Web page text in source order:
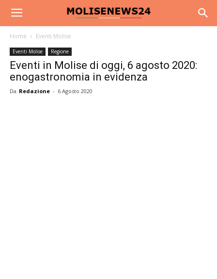
Home Eventi Molise
Eventi Molise Regione
Eventi in Molise di oggi, 6 agosto 2020:
enogastronomia in evidenza
Da Redazione - 6 Agosto 2020